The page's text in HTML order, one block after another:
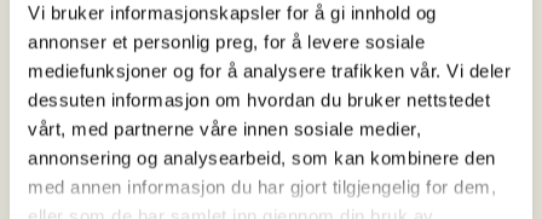
Vi bruker informasjonskapsler for å gi innhold og
annonser et personlig preg, for å levere sosiale
mediefunksjoner og for å analysere trafikken vår. Vi deler
dessuten informasjon om hvordan du bruker nettstedet
vårt, med partnerne våre innen sosiale medier,
annonsering og analysearbeid, som kan kombinere den
med annen informasjon du har gjort tilgjengelig for dem,
Månedens tur
: Arrangeres siste fredag i måneden.
Disse turene har også oppmøtested på
Steinsskogen, men vi går ofte andre steder og
gjerne litt lenger (varighet ca 4 timer).
Turbeskrivelsen blir annonsert på Facebook ca 2-3
dager før turen.